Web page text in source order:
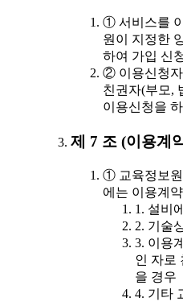
① 서비스를
원이 지정한
하여 가입 신
② 이용신청자
친권자(부모,
이용신청을
제 7 조 (이용계
① 교육정보원
에는 이용계
1. 설비
2. 기술
3. 이용
인 자로
을 경우
4. 기타